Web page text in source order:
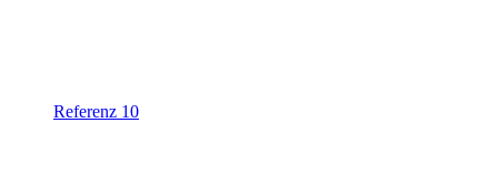
Referenz 10